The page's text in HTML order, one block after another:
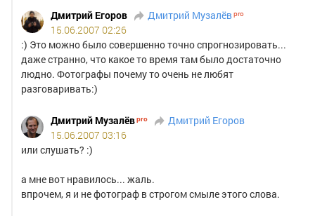
избежание
создания
аккаунта-
клона,
следите
за
чтобы
ваш
социальный
аккаунт
имел
Дмитрий Егоров
Дмитрий Музалёв
15.06.2007 02:26
:) Это можно было совершенно точно спрогнозировать...
даже странно, что какое то время там было достаточно
людно. Фотографы почему то очень не любят
разговаривать:)
Дмитрий Музалёв
Дмитрий Егоров
15.06.2007 03:16
или слушать? :)
а мне вот нравилось... жаль.
впрочем, я и не фотограф в строгом смыле этого слова.